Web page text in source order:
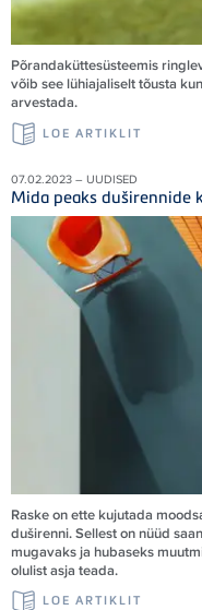
Põrandaküttesüsteemis
võib see lühiajaliselt tõusta
arvestada.
LOE ARTIKLIT
07.02.2023 – UUDISED
Mida peaks duširennide
Raske on ette kujutada
duširenni. Sellest on nüüd
mugavaks ja hubaseks
olulist asja teada.
LOE ARTIKLIT